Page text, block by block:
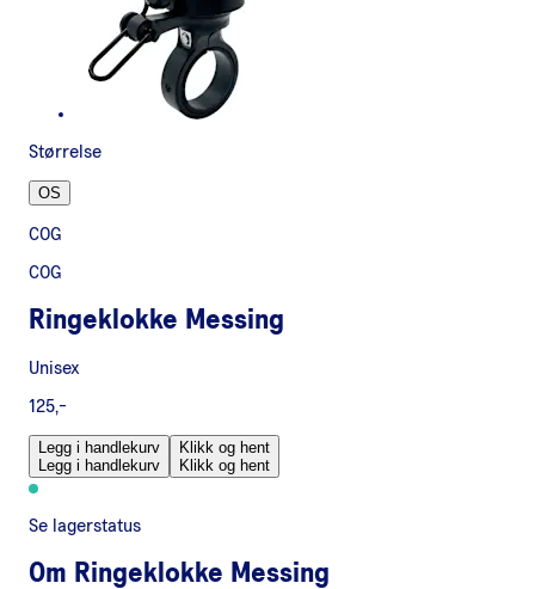
Størrelse
OS
COG
COG
Ringeklokke Messing
Unisex
125,-
Legg i handlekurv
Legg i handlekurv
Klikk og hent
Klikk og hent
Se lagerstatus
Om Ringeklokke Messing